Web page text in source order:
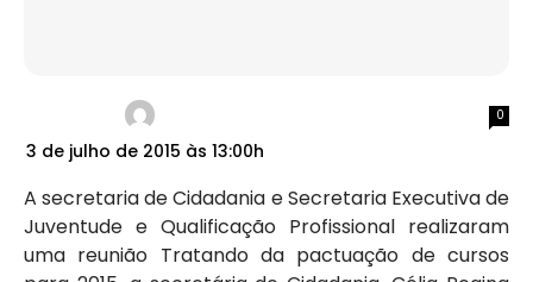
3 de julho de 2015 às 13:00h
0
A secretaria de Cidadania e Secretaria Executiva de
Juventude e Qualificação Profissional realizaram
uma reunião Tratando da pactuação de cursos